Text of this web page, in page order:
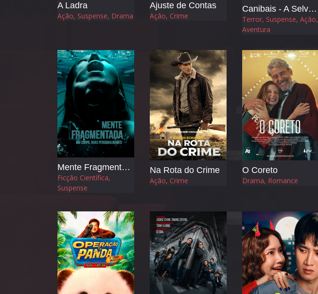
A Ladra
Ação, Suspense, Drama
Ajuste de Contas
Ação, Crime
Canibais - A Selva Maldita
Terror, Suspense, Ação,
Aventura
Mente Fragmentada
Ficção Científica,
Suspense
Na Rota do Crime
Ação, Crime
O Coreto
Drama, Romance